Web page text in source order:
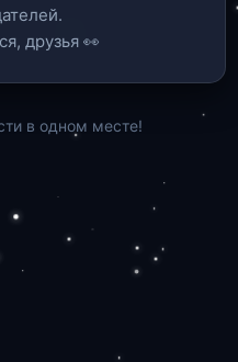
друзья 👀
в одном месте!